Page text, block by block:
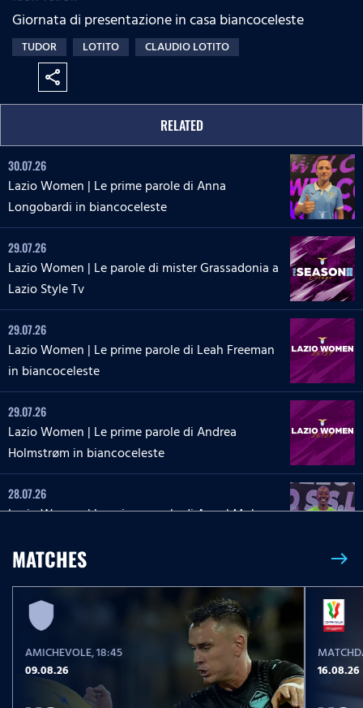
Giornata di presentazione in casa biancoceleste
TUDOR LOTITO CLAUDIO LOTITO
share
RELATED
30.07.26
Lazio Women | Le prime parole di Anna
Longobardi in biancoceleste
29.07.26
Lazio Women | Le parole di mister Grassadonia a
Lazio Style Tv
29.07.26
Lazio Women | Le prime parole di Leah Freeman
in biancoceleste
29.07.26
Lazio Women | Le prime parole di Andrea
Holmstrøm in biancoceleste
28.07.26
Lazio Women | Le prime parole di Angel Mukasa
Lazio Women | Le parole di Martina Zanoli a
Lazio Style Tv
27.07.26
Lazio Women | Le prime parole di Carlotta Masu
in biancoceleste
MATCHES east
AMICHEVOLE, 18:45
09.08.26
16.08.26